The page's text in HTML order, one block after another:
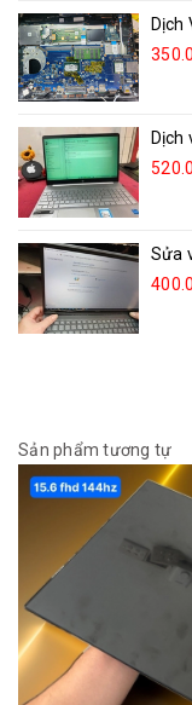
Dịch
Dịch
Sửa
Sản phẩm tương tự